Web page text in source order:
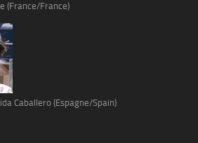
(France/France)
Caballero (Espagne/Spain)